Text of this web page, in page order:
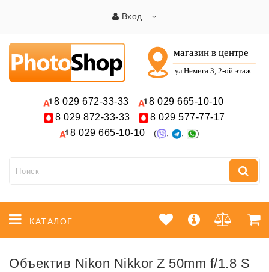
Вход
8 029 672-33-33 8 029 665-10-10
8 029 872-33-33 8 029 577-77-17
8 029 665-10-10 ( , , )
КАТАЛОГ
Объектив Nikon Nikkor Z 50mm f/1.8 S